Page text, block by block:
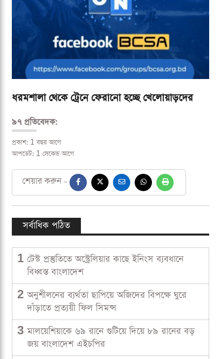
ধরমশালা থেকে ট্রেনে ফেরানো হচ্ছে খেলোয়াড়দের
৯৭ প্রতিবেদক:
প্রকাশ: 1 বছর আগে
আপডেট: 1 সেকেন্ড আগে
শেয়ার করুন -
সর্বাধিক পঠিত
1 টেস্ট প্রস্তুতিতে অস্ট্রেলিয়ার কাছে ইনিংস ব্যবধানে
বিধ্বস্ত বাংলাদেশ
2 অনুশীলনের ব্যর্থতা ছাপিয়ে অজিদের বিপক্ষে ঘুরে
দাঁড়াতে প্রত্যয়ী ফিল সিমন্স
3 মালয়েশিয়াকে ৬৯ রানে গুটিয়ে দিয়ে ৮৯ রানের বড়
জয় বাংলাদেশ এইচপির